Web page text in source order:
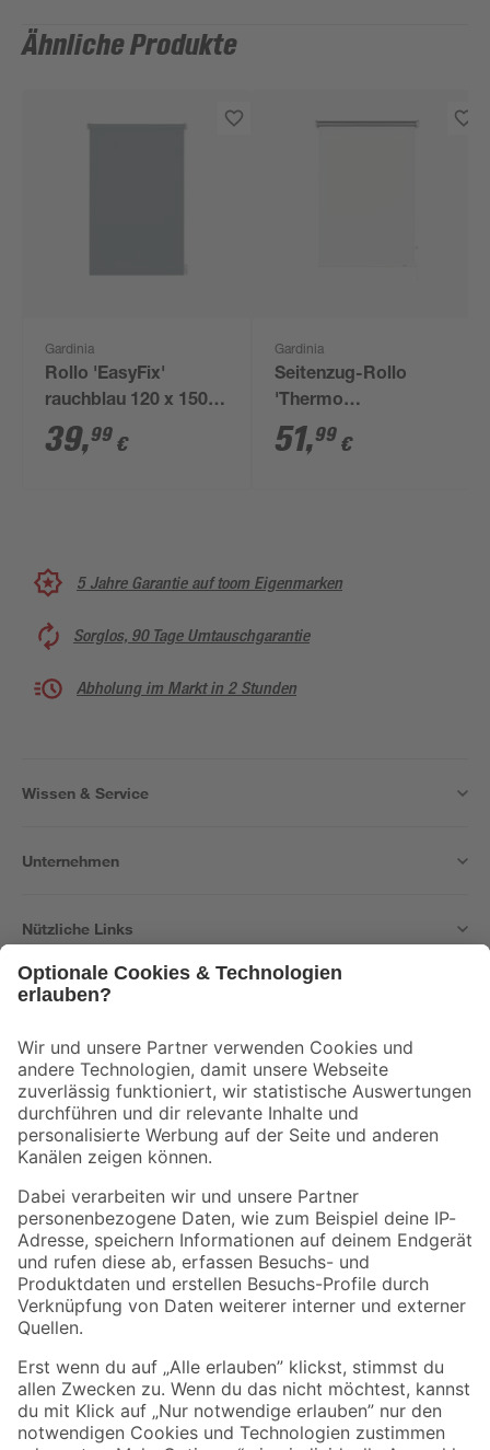
Ähnliche Produkte
Gardinia
Rollo 'EasyFix'
rauchblau 120 x 150
cm
39,99 €
Gardinia
Seitenzug-Rollo
'Thermo
energiesparend' weiß
112 x 180 cm
51,99 €
5 Jahre Garantie auf toom Eigenmarken
Sorglos, 90 Tage Umtauschgarantie
Abholung im Markt in 2 Stunden
Wissen & Service
Unternehmen
Nützliche Links
Der toom Newsletter: Keine Angebote und Aktionen mehr verpassen!
Zur Newsletter Anmeldung
Folge uns
Zahlungsarten Versandarten
Sicher einkaufen
Jetzt die toom-App herunterladen